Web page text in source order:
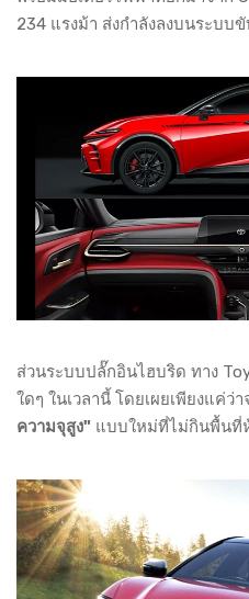
234 แรงม้า ส่งกำลังลงบนระบบ
ส่วนระบบปลั๊กอินไฮบริด ทาง
ใดๆ ในเวลานี้ โดยเผยเพียงแค่ว่า
ความจุสูง" แบบใหม่ที่ไม่กินพื้นที่